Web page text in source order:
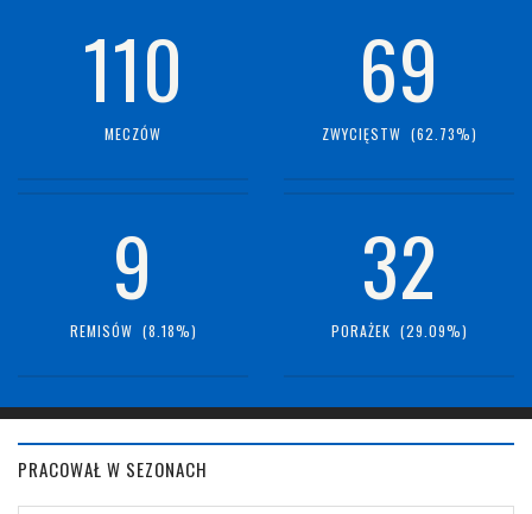
110
MECZÓW
69
ZWYCIĘSTW (62.73%)
9
REMISÓW (8.18%)
32
PORAŻEK (29.09%)
PRACOWAŁ W SEZONACH